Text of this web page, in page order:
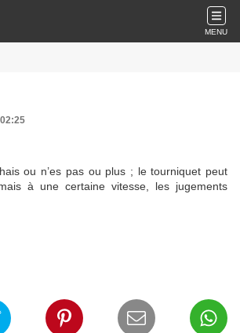
MENU
ou n’es pas ou plus ; le tourniquet peut
à une certaine vitesse, les jugements